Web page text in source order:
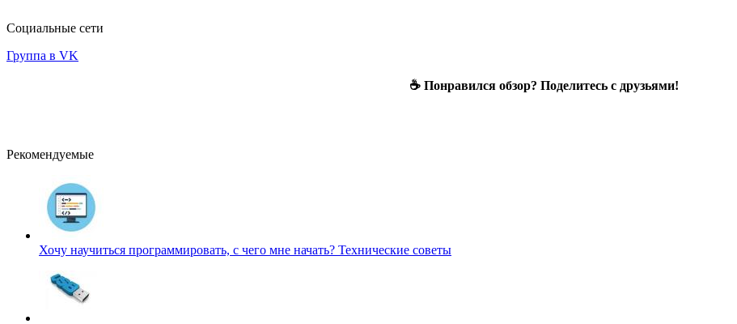
Социальные сети
Группа в VK
☕ Понравился обзор? Поделитесь с друзьями!
Рекомендуемые
Хочу научиться программировать, с чего мне начать? Технические советы